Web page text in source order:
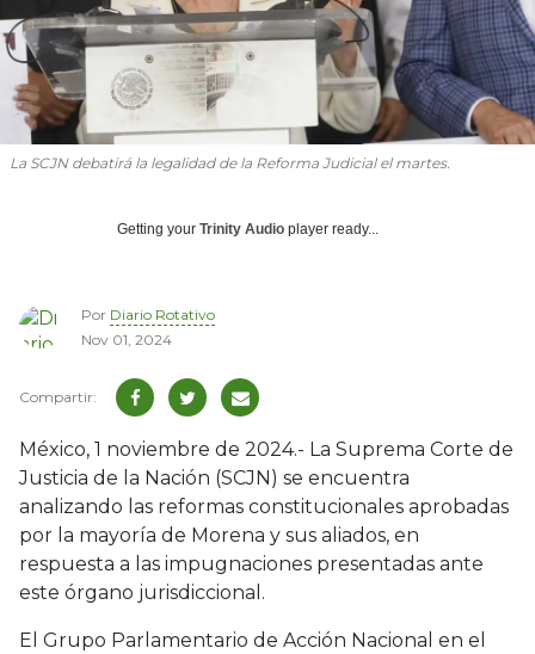
La SCJN debatirá la legalidad de la Reforma Judicial el martes.
Getting your Trinity Audio player ready...
Por Diario Rotativo
Nov 01, 2024
México, 1 noviembre de 2024.- La Suprema Corte de
Justicia de la Nación (SCJN) se encuentra
analizando las reformas constitucionales aprobadas
por la mayoría de Morena y sus aliados, en
respuesta a las impugnaciones presentadas ante
este órgano jurisdiccional.
El Grupo Parlamentario de Acción Nacional en el